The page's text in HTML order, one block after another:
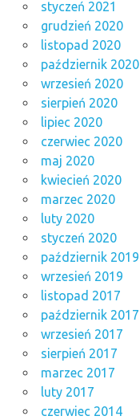
styczeń 2021
grudzień 2020
listopad 2020
październik 2020
wrzesień 2020
sierpień 2020
lipiec 2020
czerwiec 2020
maj 2020
kwiecień 2020
marzec 2020
luty 2020
styczeń 2020
październik 2019
wrzesień 2019
listopad 2017
październik 2017
wrzesień 2017
sierpień 2017
marzec 2017
luty 2017
czerwiec 2014